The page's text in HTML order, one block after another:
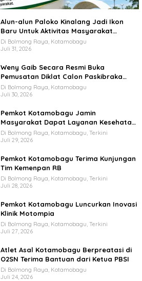
Alun-alun Paloko Kinalang Jadi Ikon
Baru Untuk Aktivitas Masyarakat
Kotamobagu
Di Bolmong Raya, Kotamobagu
Juli 31, 2026
Weny Gaib Secara Resmi Buka
Pemusatan Diklat Calon Paskibraka
Kotamobagu
Di Bolmong Raya, Kotamobagu
Juli 30, 2026
Pemkot Kotamobagu Jamin
Masyarakat Dapat Layanan Kesehatan
Gratis
Di Bolmong Raya, Kotamobagu, Terkini
Juli 29, 2026
Pemkot Kotamobagu Terima Kunjungan
Tim Kemenpan RB
Di Bolmong Raya, Kotamobagu, Terkini
Juli 28, 2026
Pemkot Kotamobagu Luncurkan Inovasi
Klinik Motompia
Di Bolmong Raya, Kotamobagu, Terkini
Juli 27, 2026
Atlet Asal Kotamobagu Berpreatasi di
O2SN Terima Bantuan dari Ketua PBSI
Di Bolmong Raya, Kotamobagu
Juli 24, 2026